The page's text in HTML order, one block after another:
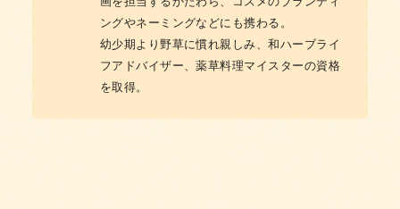
ングやネーミングなどにも携わる。
幼少期より野草に慣れ親しみ、和ハーブライ
フアドバイザー、薬草料理マイスターの資格
を取得。